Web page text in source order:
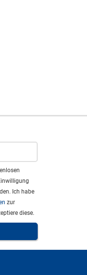
Ich habe
zur
diese.